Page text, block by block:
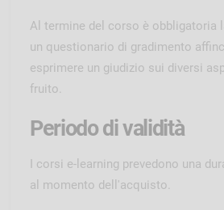
Al termine del corso è obbligatoria
un questionario di gradimento
esprimere un giudizio sui diversi
fruito.
Periodo di validità
I corsi e-learning prevedono una
al momento dell'acquisto.